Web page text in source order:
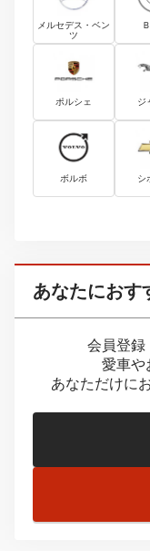
メルセデス・ベン
ツ
ポルシェ ジ
ボルボ シ
あなたにおす
会員登録
愛車や
あなただけに